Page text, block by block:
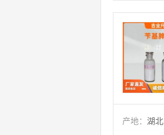
产地： 湖北